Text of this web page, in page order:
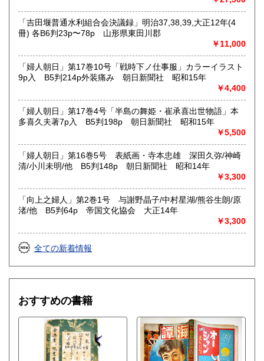
「吉田堰普通水利組合会決議録」明治37,38,39,大正12年(4
冊) 各B6判23p〜78p 山形県東田川郡
￥11,000
「婦人朝日」第17巻10号「戦時下ノ仕事服」カラーイラスト
9p入 B5判214p外装痛み 朝日新聞社 昭和15年
￥4,400
「婦人朝日」第17巻4号「半島の舞姫・崔承喜出世物語」本
多喜久夫著7p入 B5判198p 朝日新聞社 昭和15年
￥5,500
「婦人朝日」第16巻5号 表紙画・寺本忠雄 深田久弥/神崎
清/小川未明/他 B5判148p 朝日新聞社 昭和14年
￥3,300
「向上之婦人」第2巻1号 与謝野晶子/中村星湖/熊谷生朗/原
渚/他 B5判64p 帝国文化協会 大正14年
￥3,300
全ての新着情報
おすすめの書籍